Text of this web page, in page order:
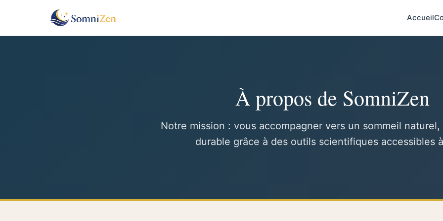
Accueil
À propos de SomniZen
Notre mission : vous accompagner vers un sommeil
durable grâce à des outils scientifiques accessibles